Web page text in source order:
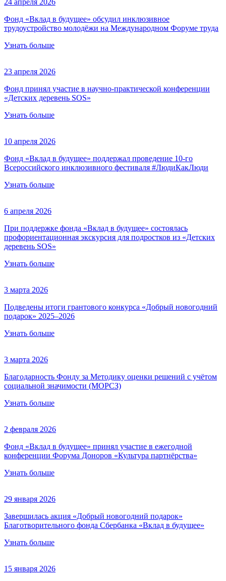
24 апреля 2026
Фонд «Вклад в будущее» обсудил инклюзивное
трудоустройство молодёжи на Международном Форуме труда
Узнать больше
23 апреля 2026
Фонд принял участие в научно-практической конференции
«Детских деревень SOS»
Узнать больше
10 апреля 2026
Фонд «Вклад в будущее» поддержал проведение 10-го
Всероссийского инклюзивного фестиваля #ЛюдиКакЛюди
Узнать больше
6 апреля 2026
При поддержке фонда «Вклад в будущее» состоялась
профориентационная экскурсия для подростков из «Детских
деревень SOS»
Узнать больше
3 марта 2026
Подведены итоги грантового конкурса «Добрый новогодний
подарок» 2025–2026
Узнать больше
3 марта 2026
Благодарность Фонду за Методику оценки решений с учётом
социальной значимости (МОРСЗ)
Узнать больше
2 февраля 2026
Фонд «Вклад в будущее» принял участие в ежегодной
конференции Форума Доноров «Культура партнёрства»
Узнать больше
29 января 2026
Завершилась акция «Добрый новогодний подарок»
Благотворительного фонда Сбербанка «Вклад в будущее»
Узнать больше
15 января 2026